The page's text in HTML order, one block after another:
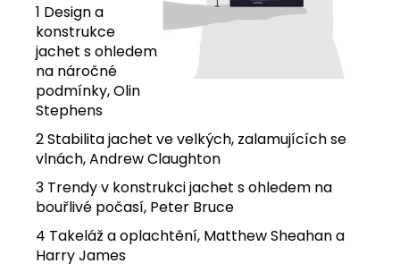
1 Design a
konstrukce
jachet s ohledem
na náročné
podmínky, Olin
Stephens
2 Stabilita jachet ve velkých, zalamujících se
vlnách, Andrew Claughton
3 Trendy v konstrukci jachet s ohledem na
bouřlivé počasí, Peter Bruce
4 Takeláž a oplachtění, Matthew Sheahan a
Harry James